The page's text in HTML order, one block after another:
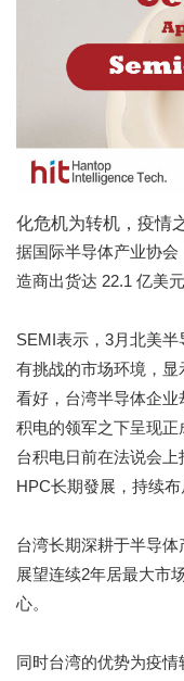
化危机为转机，疫情
据国际半导体产业协
造商出货达 22.1 亿美
SEMI表示，3月北美
有挑战的市场环境，
看好，台湾半导体企
积电的领军之下呈现正
台积电日前在法说会上
HPC长期發展，持续布
台湾长期深耕于半导
展望连续2年居最大市
心。
同时台湾的优势为疫情